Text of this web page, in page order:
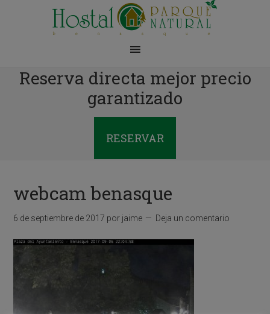
Reserva directa mejor precio
garantizado
RESERVAR
webcam benasque
6 de septiembre de 2017 por jaime Deja un comentario